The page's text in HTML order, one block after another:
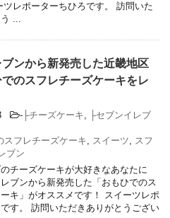
ツレポーターちひろです。 訪問いた
...
ンから新発売した近畿地区
のスフレチーズケーキをレ
- ├チーズケーキ,
├セブンイレブ
スフレチーズケーキ, スイーツ, スフ
ブン
チーズケーキが大好きなあなたに
ブンから新発売した「おもひでのス
キ」がオススメです！ スイーツレポ
す。 訪問いただきありがとうござい